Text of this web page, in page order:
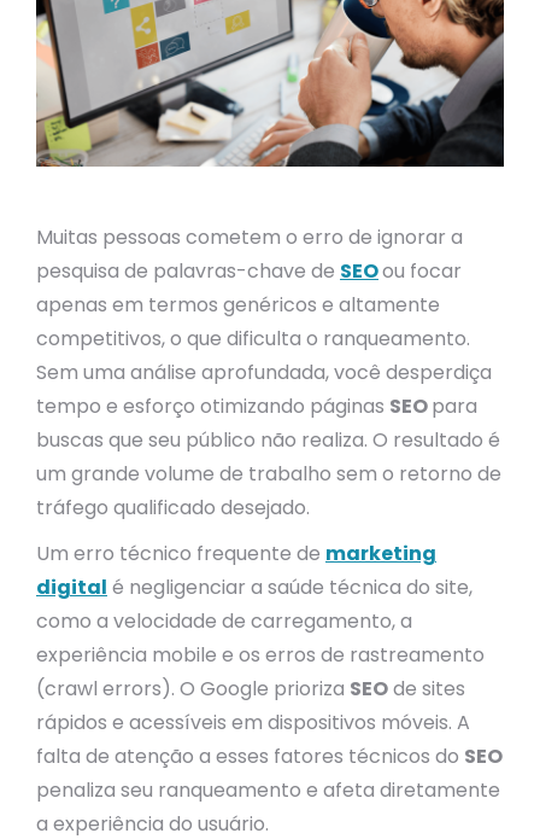
Muitas pessoas cometem o erro de ignorar a
pesquisa de palavras-chave de SEOou focar
apenas em termos genéricos e altamente
competitivos, o que dificulta o ranqueamento.
Sem uma análise aprofundada, você desperdiça
tempo e esforço otimizando páginas SEOpara
buscas que seu público não realiza. O resultado é
um grande volume de trabalho sem o retorno de
tráfego qualificado desejado.
Um erro técnico frequente de marketing
digital é negligenciar a saúde técnica do site,
como a velocidade de carregamento, a
experiência mobile e os erros de rastreamento
(crawl errors). O Google prioriza SEOde sites
rápidos e acessíveis em dispositivos móveis. A
falta de atenção a esses fatores técnicos do SEO
penaliza seu ranqueamento e afeta diretamente
a experiência do usuário.